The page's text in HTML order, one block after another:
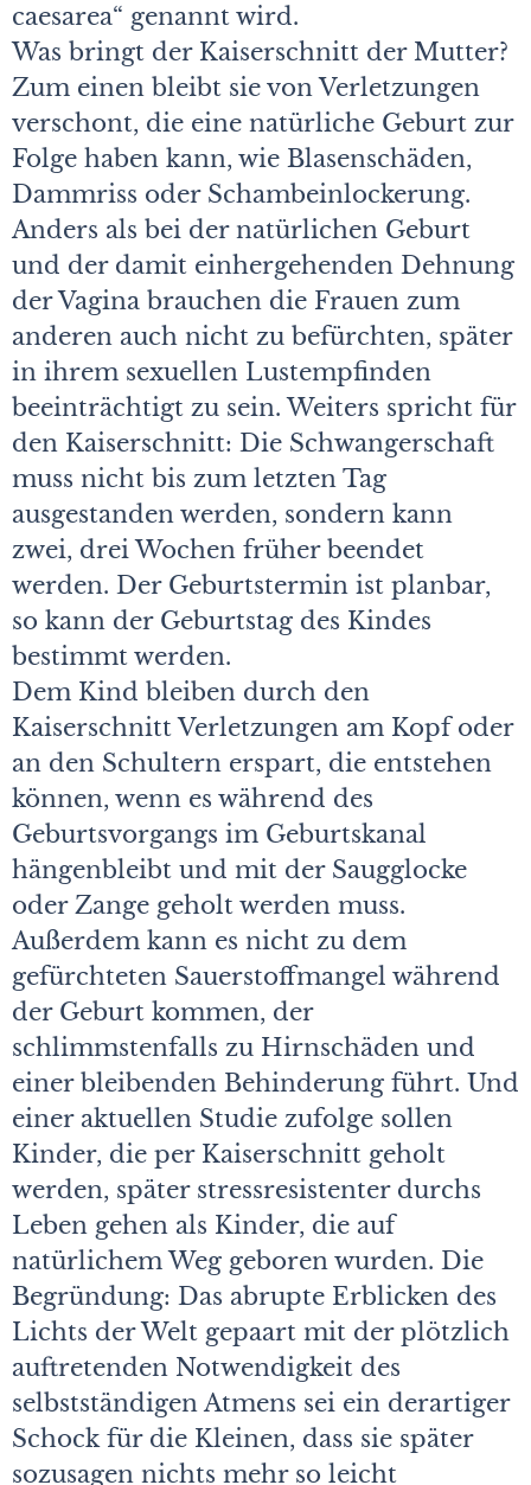
caesarea“ genannt wird.
Was bringt der Kaiserschnitt der Mutter?
Zum einen bleibt sie von Verletzungen
verschont, die eine natürliche Geburt zur
Folge haben kann, wie Blasenschäden,
Dammriss oder Schambeinlockerung.
Anders als bei der natürlichen Geburt
und der damit einhergehenden Dehnung
der Vagina brauchen die Frauen zum
anderen auch nicht zu befürchten, später
in ihrem sexuellen Lustempfinden
beeinträchtigt zu sein. Weiters spricht für
den Kaiserschnitt: Die Schwangerschaft
muss nicht bis zum letzten Tag
ausgestanden werden, sondern kann
zwei, drei Wochen früher beendet
werden. Der Geburtstermin ist planbar,
so kann der Geburtstag des Kindes
bestimmt werden.
Dem Kind bleiben durch den
Kaiserschnitt Verletzungen am Kopf oder
an den Schultern erspart, die entstehen
können, wenn es während des
Geburtsvorgangs im Geburtskanal
hängenbleibt und mit der Saugglocke
oder Zange geholt werden muss.
Außerdem kann es nicht zu dem
gefürchteten Sauerstoffmangel während
der Geburt kommen, der
schlimmstenfalls zu Hirnschäden und
einer bleibenden Behinderung führt. Und
einer aktuellen Studie zufolge sollen
Kinder, die per Kaiserschnitt geholt
werden, später stressresistenter durchs
Leben gehen als Kinder, die auf
natürlichem Weg geboren wurden. Die
Begründung: Das abrupte Erblicken des
Lichts der Welt gepaart mit der plötzlich
auftretenden Notwendigkeit des
selbstständigen Atmens sei ein derartiger
Schock für die Kleinen, dass sie später
sozusagen nichts mehr so leicht